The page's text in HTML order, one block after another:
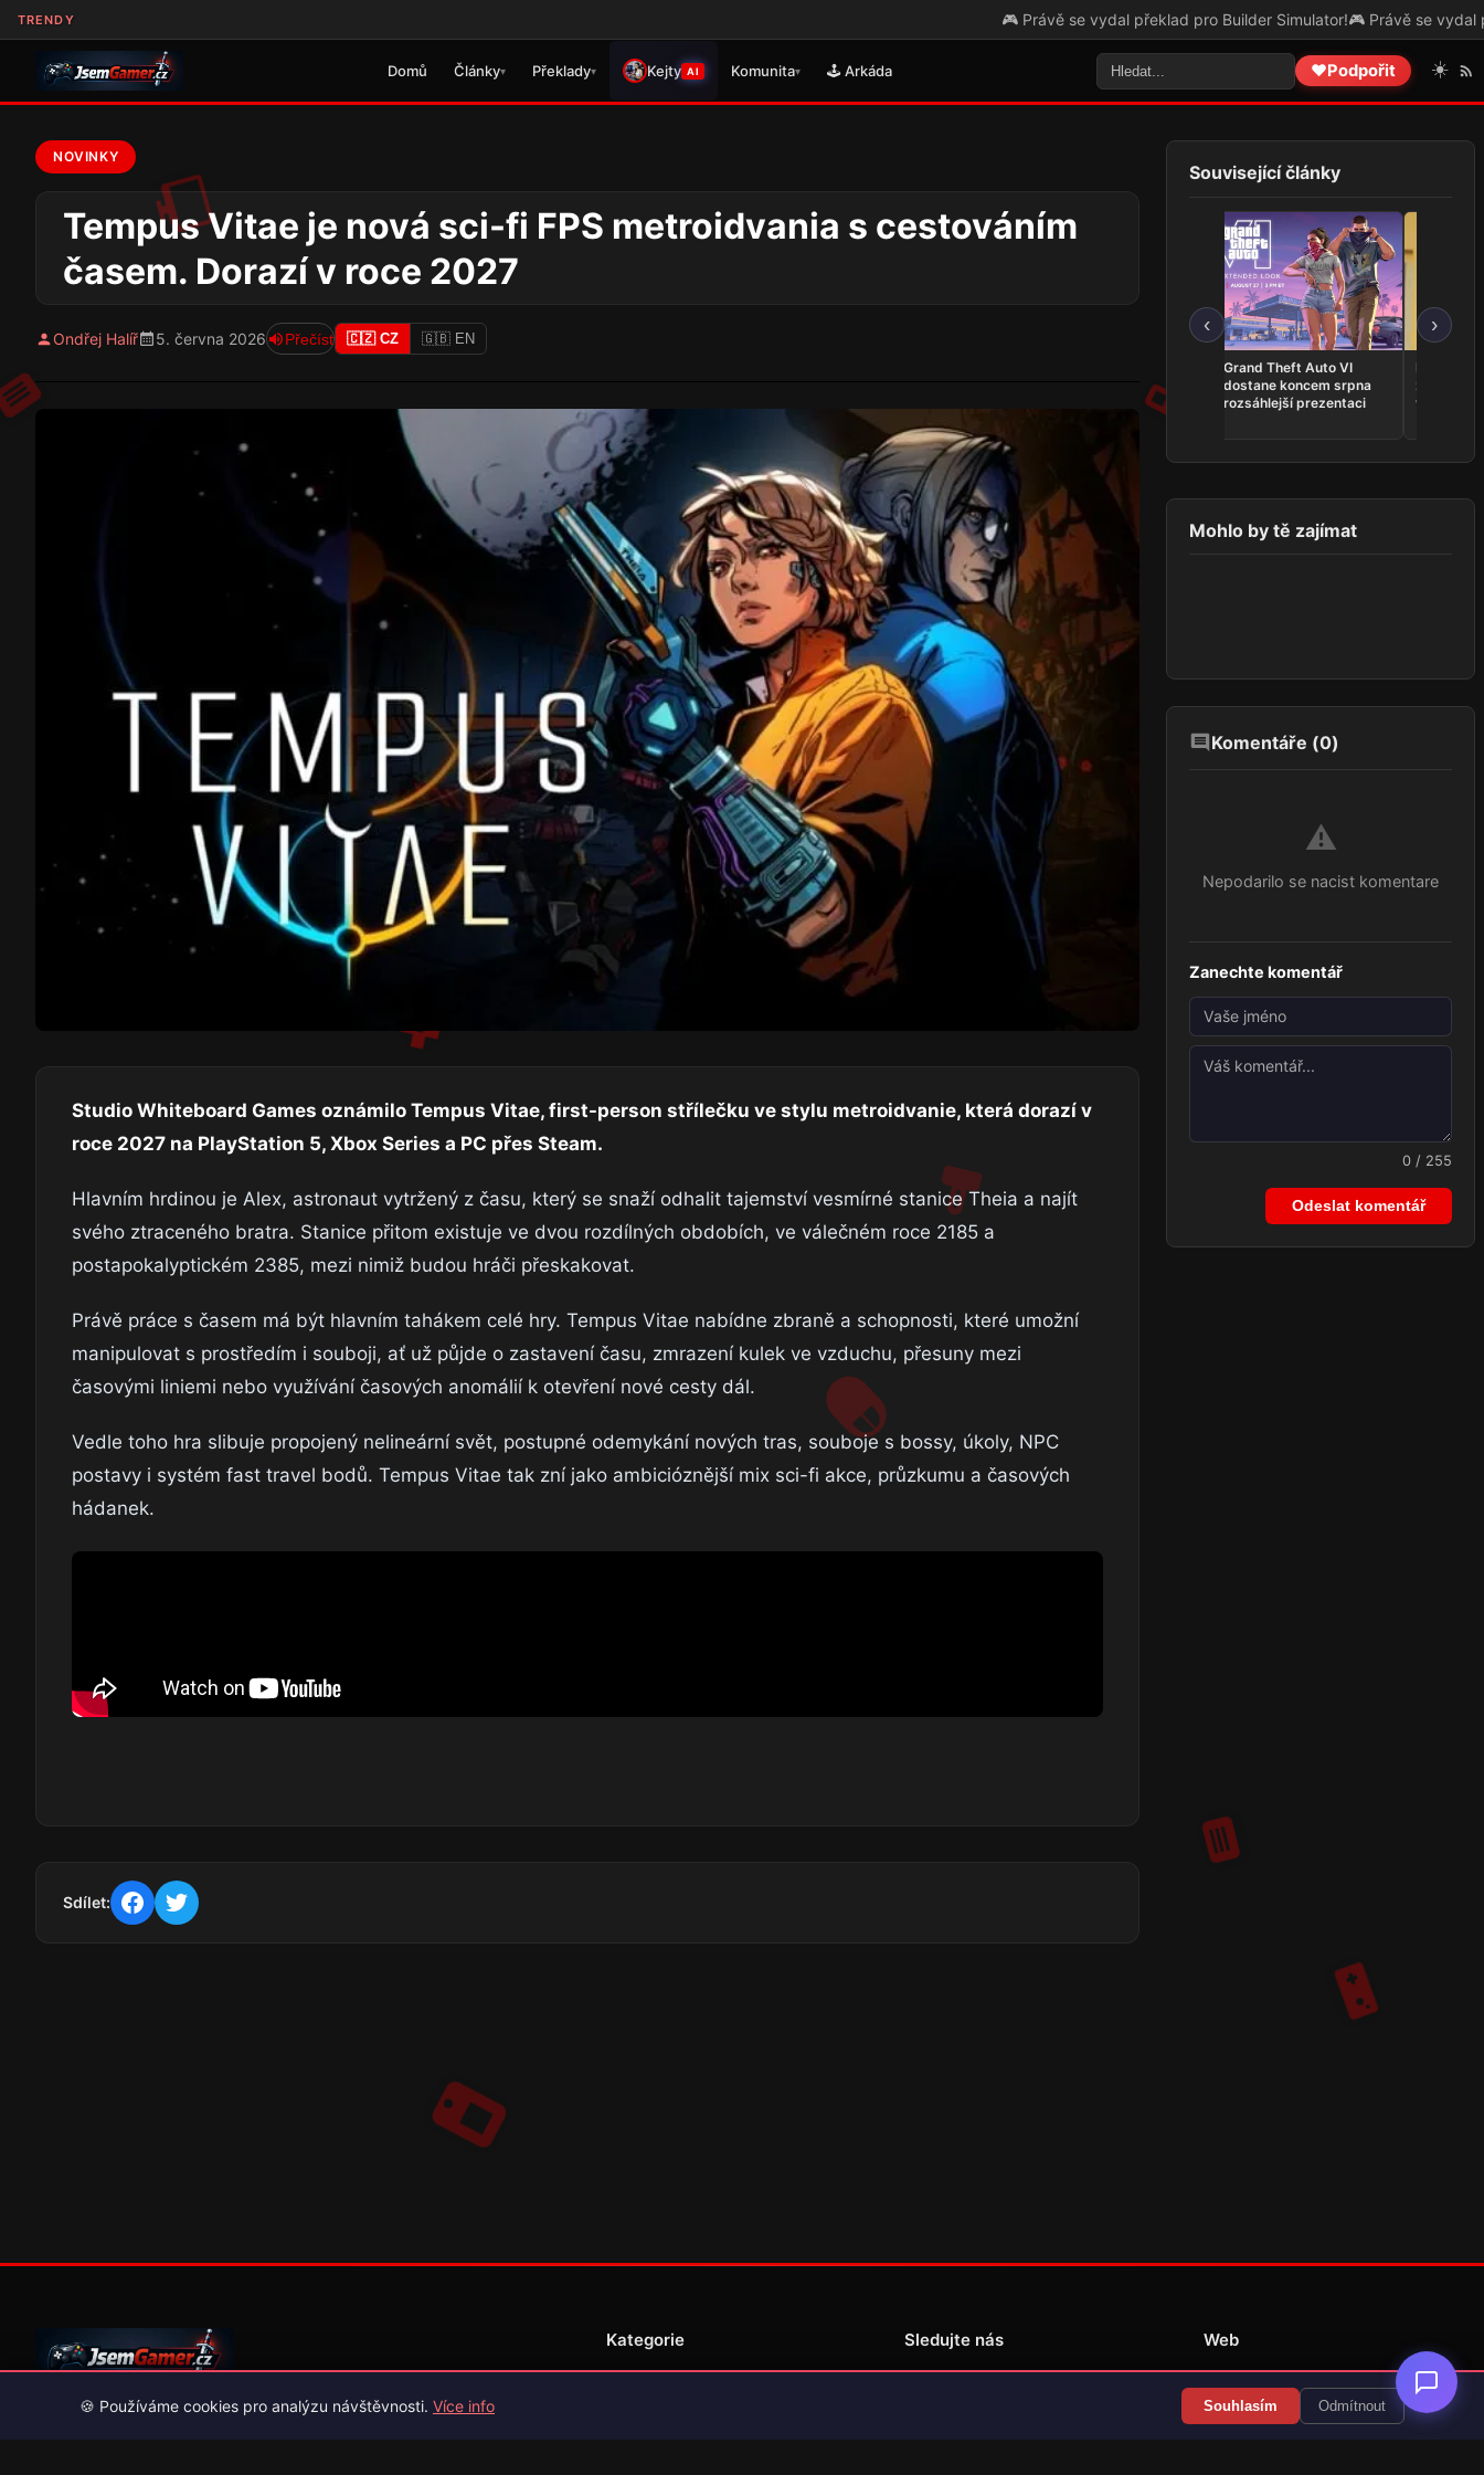
TRENDY 🎮 Právě se vydal překlad pro Builder Simulator!🎮 Právě se vydal překlad
Domů Články▾ Překlady▾ Kejty AI Komunita▾ 🕹️ Arkáda ❤️Podpořit ☀️
NOVINKY
Tempus Vitae je nová sci-fi FPS metroidvania s cestováním
časem. Dorazí v roce 2027
Ondřej Halíř 5. června 2026 Přečíst 🇨🇿 CZ 🇬🇧 EN
Studio Whiteboard Games oznámilo Tempus Vitae, first-person střílečku ve stylu metroidvanie, která dorazí v
roce 2027 na PlayStation 5, Xbox Series a PC přes Steam.
Hlavním hrdinou je Alex, astronaut vytržený z času, který se snaží odhalit tajemství vesmírné stanice Theia a najít
svého ztraceného bratra. Stanice přitom existuje ve dvou rozdílných obdobích, ve válečném roce 2185 a
postapokalyptickém 2385, mezi nimiž budou hráči přeskakovat.
Právě práce s časem má být hlavním tahákem celé hry. Tempus Vitae nabídne zbraně a schopnosti, které umožní
manipulovat s prostředím i souboji, ať už půjde o zastavení času, zmrazení kulek ve vzduchu, přesuny mezi
časovými liniemi nebo využívání časových anomálií k otevření nové cesty dál.
Vedle toho hra slibuje propojený nelineární svět, postupné odemykání nových tras, souboje s bossy, úkoly, NPC
postavy i systém fast travel bodů. Tempus Vitae tak zní jako ambicióznější mix sci-fi akce, průzkumu a časových
hádanek.
Sdílet:
Související články
‹
Stapler je nyní dostupný
Grand Theft Auto VI
dostane koncem srpna
rozsáhlejší prezentaci
z
vlastní
›
Mohlo by tě zajímat
Komentáře (0)
⚠️
Nepodarilo se nacist komentare
Zanechte komentář
0 / 255
Odeslat komentář
Váš průvodce světem videoher. Novinky, recenze a česko-slovenské
překlady her.
Kategorie Sledujte nás Web
Překlady her
🍪 Používáme cookies pro analýzu návštěvnosti. Více info Souhlasím Odmítnout